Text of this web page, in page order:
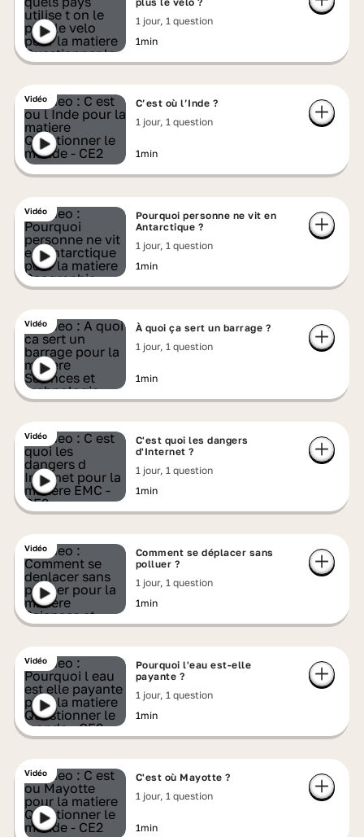
1 jour, 1 question
1min
Vidéo
C’est où l’Inde ?
1 jour, 1 question
1min
Vidéo
Pourquoi personne ne vit en
Antarctique ?
1 jour, 1 question
1min
Vidéo
À quoi ça sert un barrage ?
1 jour, 1 question
1min
Vidéo
C'est quoi les dangers
d'Internet ?
1 jour, 1 question
1min
Vidéo
Comment se déplacer sans
polluer ?
1 jour, 1 question
1min
Vidéo
Pourquoi l'eau est-elle
payante ?
1 jour, 1 question
1min
Vidéo
C'est où Mayotte ?
1 jour, 1 question
1min